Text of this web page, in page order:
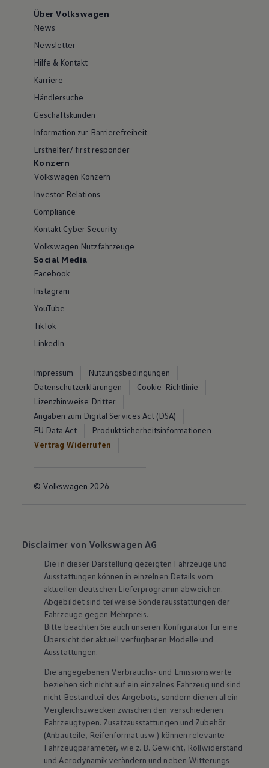
Über Volkswagen
News
Newsletter
Hilfe & Kontakt
Karriere
Händlersuche
Geschäftskunden
Information zur Barrierefreiheit
Ersthelfer/ first responder
Konzern
Volkswagen Konzern
Investor Relations
Compliance
Kontakt Cyber Security
Volkswagen Nutzfahrzeuge
Social Media
Facebook
Instagram
YouTube
TikTok
LinkedIn
Impressum
Nutzungsbedingungen
Datenschutzerklärungen
Cookie-Richtlinie
Lizenzhinweise Dritter
Angaben zum Digital Services Act (DSA)
EU Data Act
Produktsicherheitsinformationen
Vertrag Widerrufen
© Volkswagen 2026
Disclaimer von Volkswagen AG
Die in dieser Darstellung gezeigten Fahrzeuge und
Ausstattungen können in einzelnen Details vom
aktuellen deutschen Lieferprogramm abweichen.
Abgebildet sind teilweise Sonderausstattungen der
Fahrzeuge gegen Mehrpreis.
Bitte beachten Sie auch unseren Konfigurator für eine
Übersicht der aktuell verfügbaren Modelle und
Ausstattungen.
Die angegebenen Verbrauchs- und Emissionswerte
beziehen sich nicht auf ein einzelnes Fahrzeug und sind
nicht Bestandteil des Angebots, sondern dienen allein
Vergleichszwecken zwischen den verschiedenen
Fahrzeugtypen. Zusatzausstattungen und Zubehör
(Anbauteile, Reifenformat usw.) können relevante
Fahrzeugparameter, wie z. B. Gewicht, Rollwiderstand
und Aerodynamik verändern und neben Witterungs-